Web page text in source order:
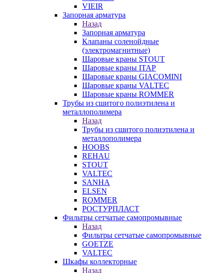
VIEIR
Запорная арматура
Назад
Запорная арматура
Клапаны соленойдные
(электромагнитные)
Шаровые краны STOUT
Шаровые краны ITAP
Шаровые краны GIACOMINI
Шаровые краны VALTEC
Шаровые краны ROMMER
Трубы из сшитого полиэтилена и
металлополимера
Назад
Трубы из сшитого полиэтилена и
металлополимера
HOOBS
REHAU
STOUT
VALTEC
SANHA
ELSEN
ROMMER
РОСТУРПЛАСТ
Фильтры сетчатые самопромывные
Назад
Фильтры сетчатые самопромывные
GOETZE
VALTEC
Шкафы коллекторные
Назад